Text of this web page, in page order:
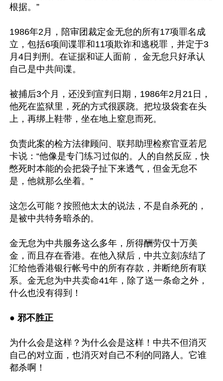
根据。”
1986年2月，陪审团裁定金无怠的所有17项罪名成
立，包括6项间谍罪和11项欺诈和逃税罪，并定于3
月4日判刑。在证据和证人面前， 金无怠只好承认
自己是中共间谍。
被捕后3个月，还没到宣判日期，1986年2月21日，
他死在监狱里，死的方式很蹊跷。把垃圾袋套在头
上，再绑上鞋带，坐在地上窒息而死。
负责此案的检方法律顾问、联邦助理检察官亚若尼
卡说：“他像是专门练习过似的。人的自然反应，快
憋死时本能的会把袋子扯下来透气，但金无怠不
是，他就那么坐着。”
这怎么可能？按照他太太的说法，不是自杀死的，
是被中共特务暗杀的。
金无怠为中共服务这么多年，所得酬劳仅十万美
金，而且存在香港。在他入狱后，中共立刻冻结了
汇给他香港银行帐号中的所有存款，并断绝所有联
系。金无怠为中共卖命41年，除了送一条命之外，
什么也没有得到！
● 邪不胜正
为什么会是这样？为什么会是这样！中共不但消灭
自己的对立面，也消灭对自己不利的同路人。它谁
都杀啊！